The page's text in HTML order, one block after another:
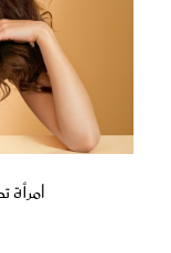
امرأة